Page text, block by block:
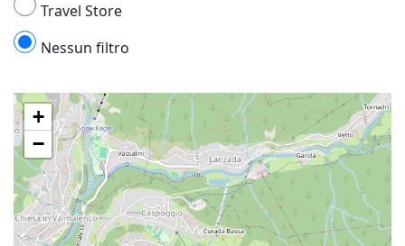
Travel Store
Nessun filtro
+
−